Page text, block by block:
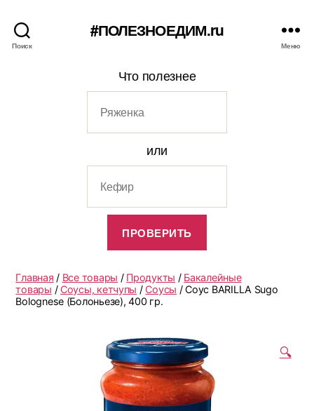
Поиск
#ПОЛЕЗНОЕДИМ.ru
Меню
Что полезнее
или
Главная / Все товары / Продукты / Бакалейные
товары / Соусы, кетчупы / Соусы / Соус BARILLA Sugo
Bolognese (Болоньезе), 400 гр.
🔍